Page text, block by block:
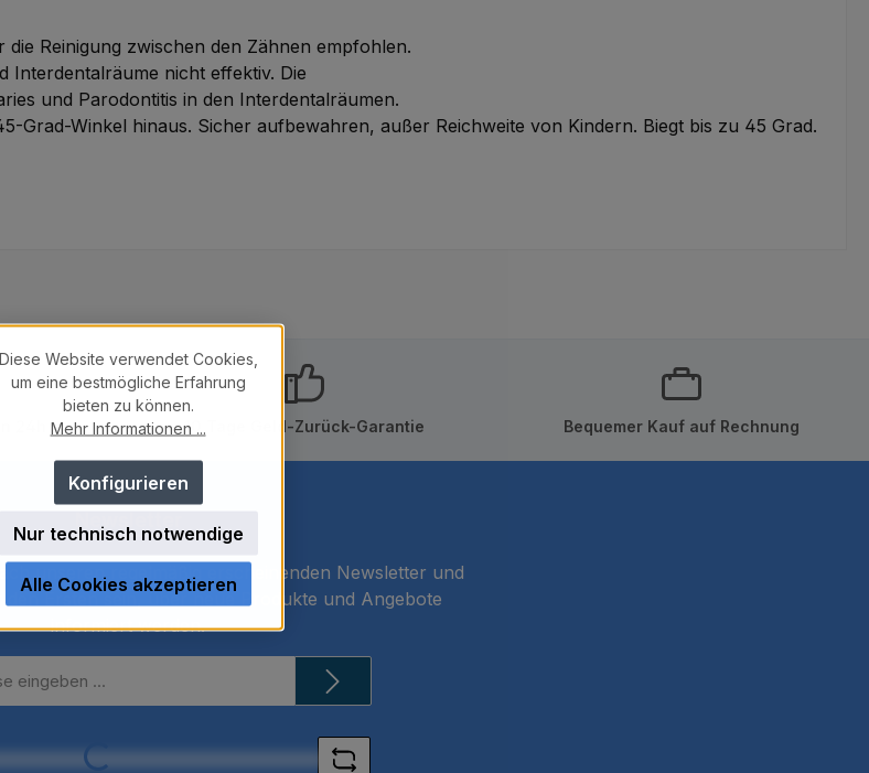
Reinigung zwischen den Zähnen empfohlen.
Interdentalräume nicht effektiv. Die
und Parodontitis in den Interdentalräumen.
Grad-Winkel hinaus. Sicher aufbewahren, außer Reichweite von Kindern. Biegt bis zu 45 Grad.
24h 10 Tage Geld-Zurück-Garantie Bequemer Kauf auf Rechnung
Newsletter
unseren regelmäßig erscheinenden Newsletter und
den Ersten sein, über neue Produkte und Angebote
informiert werden.
Loading...
Diese Website verwendet Cookies,
um eine bestmögliche Erfahrung
bieten zu können.
Mehr Informationen ...
Nur technisch notwendige
Konfigurieren
Alle Cookies akzeptieren